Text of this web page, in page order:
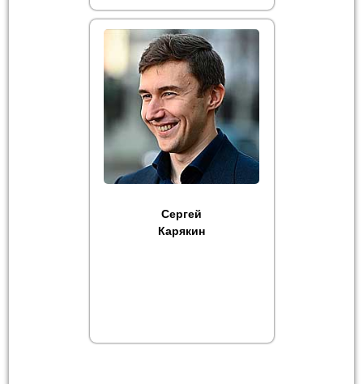
Сергей
Карякин